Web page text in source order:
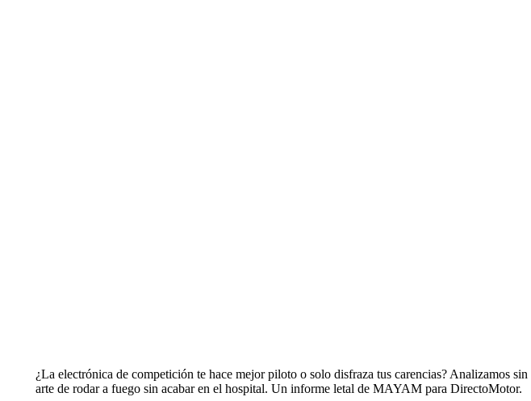
¿La electrónica de competición te hace mejor piloto o solo disfraza tus carencias? Analizamos
arte de rodar a fuego sin acabar en el hospital. Un informe letal de MAYAM para DirectoMotor.